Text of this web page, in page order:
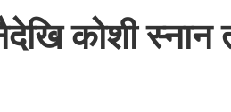
कोशी स्नान